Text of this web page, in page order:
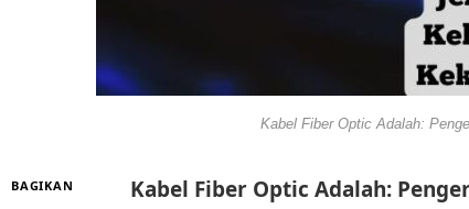
Kabel Fiber Optic Adalah:
BAGIKAN
Kabel Fiber Optic Adalah: